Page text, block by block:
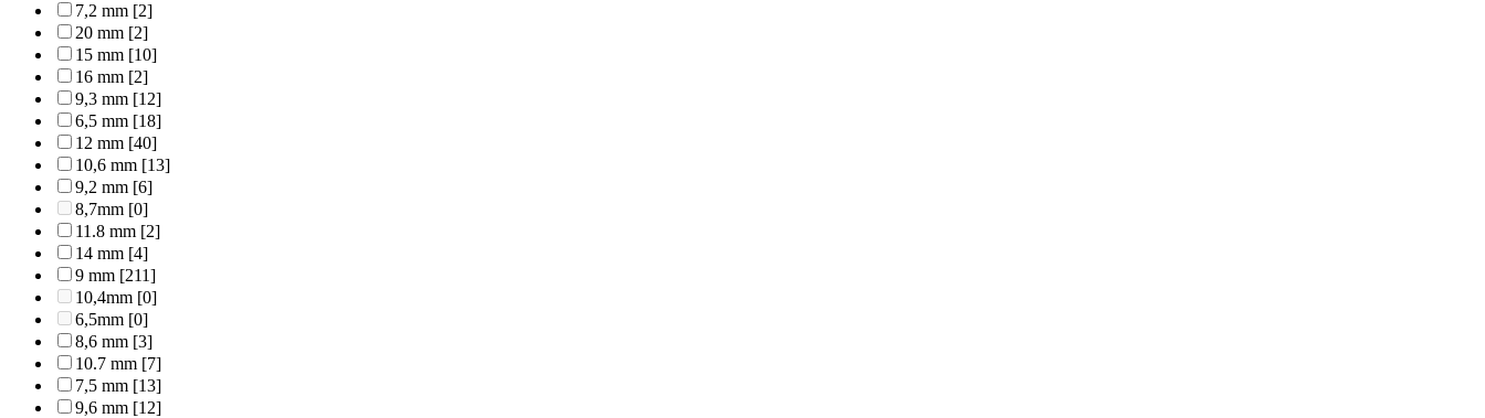
7,2 mm [2]
20 mm [2]
15 mm [10]
16 mm [2]
9,3 mm [12]
6,5 mm [18]
12 mm [40]
10,6 mm [13]
9,2 mm [6]
8,7mm [0]
11.8 mm [2]
14 mm [4]
9 mm [211]
10,4mm [0]
6,5mm [0]
8,6 mm [3]
10.7 mm [7]
7,5 mm [13]
9,6 mm [12]